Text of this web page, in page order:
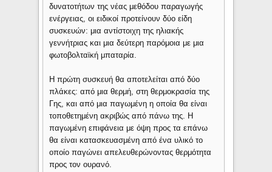
δυνατοτήτων της νέας μεθόδου παραγωγής
ενέργειας, οι ειδικοί προτείνουν δύο είδη
συσκευών: μια αντίστοιχη της ηλιακής
γεννήτριας και μια δεύτερη παρόμοια με μια
φωτοβολταϊκή μπαταρία.
Η πρώτη συσκευή θα αποτελείται από δύο
πλάκες: από μια θερμή, στη θερμοκρασία της
Γης, και από μια παγωμένη η οποία θα είναι
τοποθετημένη ακριβώς από πάνω της. Η
παγωμένη επιφάνεια με όψη προς τα επάνω
θα είναι κατασκευασμένη από ένα υλικό το
οποίο παγώνει απελευθερώνοντας θερμότητα
προς τον ουρανό.